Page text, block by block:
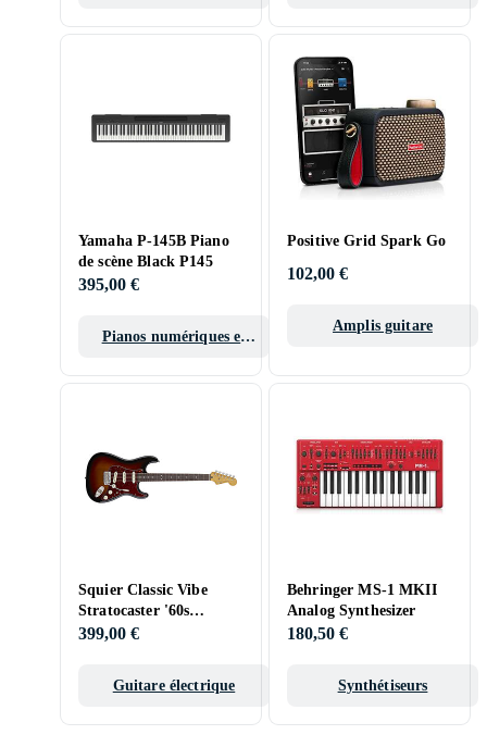
Yamaha P-145B Piano
de scène Black P145
395,00 €
Pianos numériques et
Positive Grid Spark Go
102,00 €
Amplis guitare
Squier Classic Vibe
Stratocaster '60s
Rosewood
399,00 €
Guitare électrique
Behringer MS-1 MKII
Analog Synthesizer
180,50 €
Synthétiseurs